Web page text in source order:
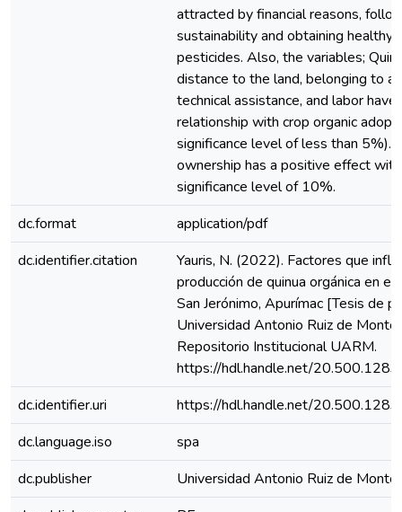
attracted by financial reasons,
sustainability and obtaining healthy
pesticides. Also, the variables;
distance to the land, belonging to
technical assistance, and labor have
relationship with crop organic
significance level of less than 5%).
ownership has a positive effect
significance level of 10%.
dc.format
application/pdf
dc.identifier.citation
Yauris, N. (2022). Factores que
producción de quinua orgánica en
San Jerónimo, Apurímac [Tesis de
Universidad Antonio Ruiz de
Repositorio Institucional UARM.
https://hdl.handle.net/
dc.identifier.uri
https://hdl.handle.net/
dc.language.iso
spa
dc.publisher
Universidad Antonio Ruiz de